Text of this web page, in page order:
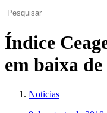
Índice
em baixa
Noticias